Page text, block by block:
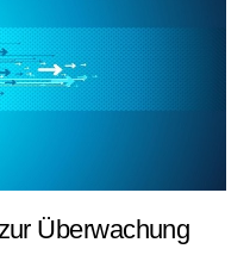
Überwachung